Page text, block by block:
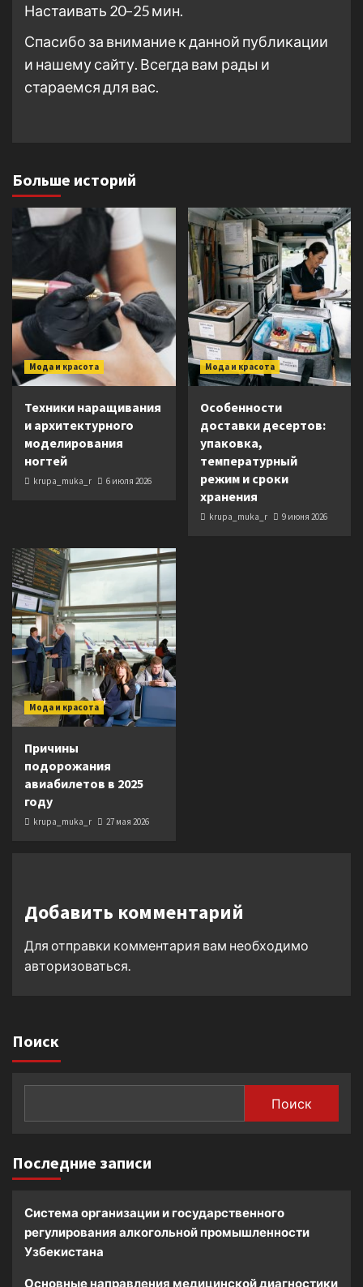
Настаивать 20–25 мин.
Спасибо за внимание к данной публикации
и нашему сайту. Всегда вам рады и
стараемся для вас.
Больше историй
Мода и красота
Техники наращивания
и архитектурного
моделирования
ногтей
krupa_muka_r 6 июля 2026
Мода и красота
Особенности
доставки десертов:
упаковка,
температурный
режим и сроки
хранения
krupa_muka_r 9 июня 2026
Мода и красота
Причины
подорожания
авиабилетов в 2025
году
krupa_muka_r 27 мая 2026
Добавить комментарий
Для отправки комментария вам необходимо
авторизоваться.
Поиск
Поиск
Последние записи
Система организации и государственного
регулирования алкогольной промышленности
Узбекистана
Основные направления медицинской диагностики